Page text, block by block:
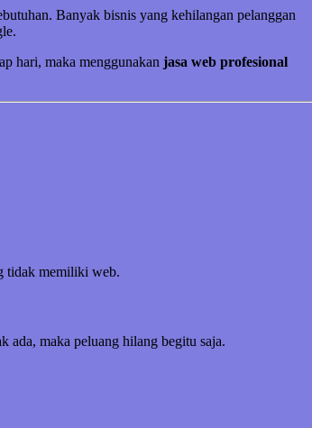
Banyak bisnis yang kehilangan pelanggan
hari, maka menggunakan jasa web profesional
tidak memiliki web.
ada, maka peluang hilang begitu saja.